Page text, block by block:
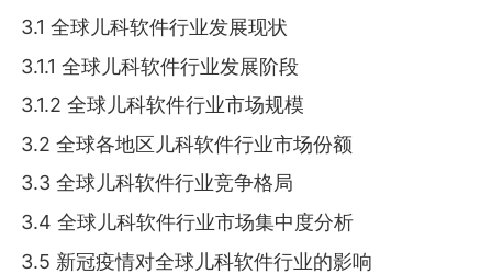
3.1 全球儿科软件行业发展现状
3.1.1 全球儿科软件行业发展阶段
3.1.2 全球儿科软件行业市场规模
3.2 全球各地区儿科软件行业市场份额
3.3 全球儿科软件行业竞争格局
3.4 全球儿科软件行业市场集中度分析
3.5 新冠疫情对全球儿科软件行业的影响